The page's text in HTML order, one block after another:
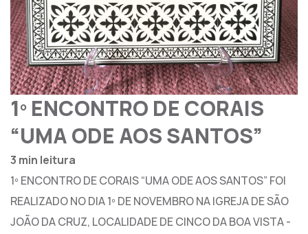
1º ENCONTRO DE CORAIS
“UMA ODE AOS SANTOS”
3 min leitura
1º ENCONTRO DE CORAIS “UMA ODE AOS SANTOS” FOI
REALIZADO NO DIA 1º DE NOVEMBRO NA IGREJA DE SÃO
JOÃO DA CRUZ, LOCALIDADE DE CINCO DA BOA VISTA -